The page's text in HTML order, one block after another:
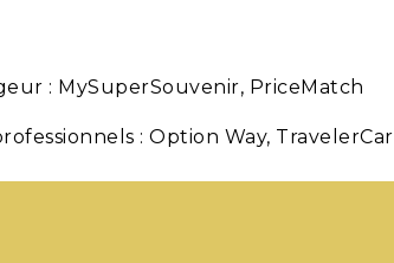
: MySuperSouvenir, PriceMatch
: Option Way, TravelerCar